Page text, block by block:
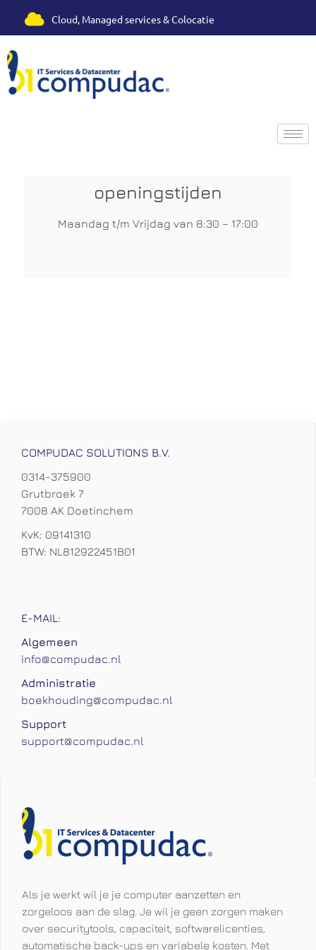
Cloud, Managed services & Colocatie
openingstijden
Maandag t/m Vrijdag van 8:30 – 17:00
COMPUDAC SOLUTIONS B.V.
0314-375900
Grutbroek 7
7008 AK Doetinchem
KvK: 09141310
BTW: NL812922451B01
E-MAIL:
Algemeen
info@compudac.nl
Administratie
boekhouding@compudac.nl
Support
support@compudac.nl
Als je werkt wil je je computer aanzetten en
zorgeloos aan de slag. Je wil je geen zorgen maken
over securitytools, capaciteit, softwarelicenties,
automatische back-ups en variabele kosten. Met